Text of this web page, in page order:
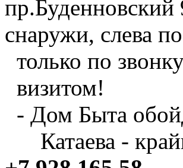
пр.Буденновский
снаружи, слева
только по
визитом!
- Дом Быта
Катаева -